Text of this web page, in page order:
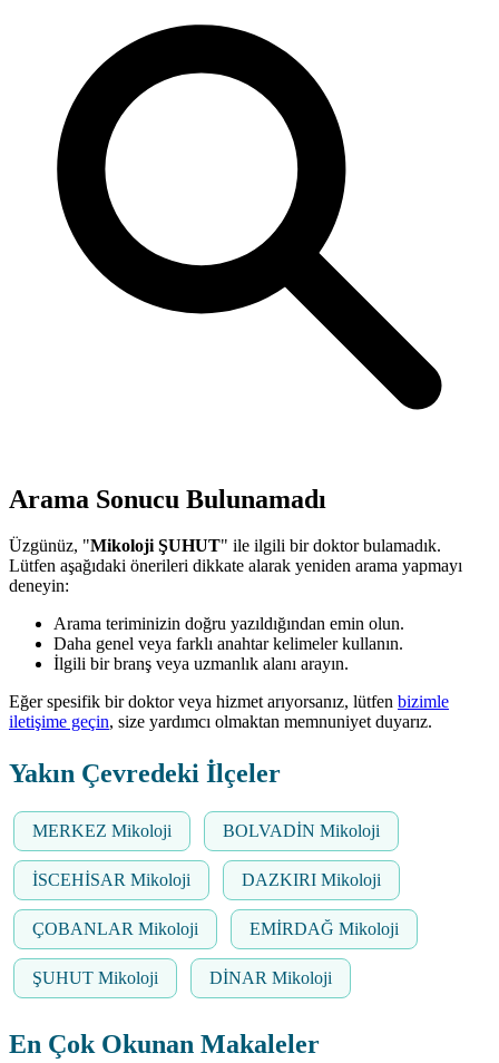
Arama Sonucu Bulunamadı
Üzgünüz, "Mikoloji ŞUHUT" ile ilgili bir doktor bulamadık.
Lütfen aşağıdaki önerileri dikkate alarak yeniden arama yapmayı
deneyin:
Arama teriminizin doğru yazıldığından emin olun.
Daha genel veya farklı anahtar kelimeler kullanın.
İlgili bir branş veya uzmanlık alanı arayın.
Eğer spesifik bir doktor veya hizmet arıyorsanız, lütfen bizimle
iletişime geçin, size yardımcı olmaktan memnuniyet duyarız.
Yakın Çevredeki İlçeler
MERKEZ Mikoloji BOLVADİN Mikoloji
İSCEHİSAR Mikoloji DAZKIRI Mikoloji
ÇOBANLAR Mikoloji EMİRDAĞ Mikoloji
ŞUHUT Mikoloji DİNAR Mikoloji
En Çok Okunan Makaleler